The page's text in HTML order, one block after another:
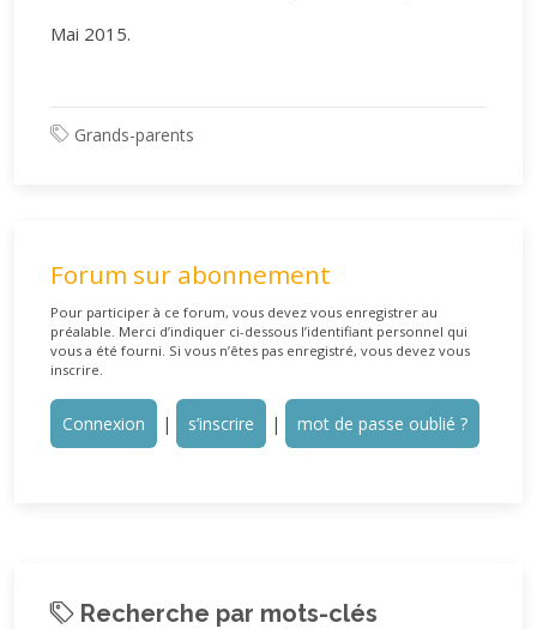
Mai 2015.
Grands-parents
Forum sur abonnement
Pour participer à ce forum, vous devez vous enregistrer au
préalable. Merci d’indiquer ci-dessous l’identifiant personnel qui
vous a été fourni. Si vous n’êtes pas enregistré, vous devez vous
inscrire.
Connexion | s’inscrire | mot de passe oublié ?
Recherche par mots-clés